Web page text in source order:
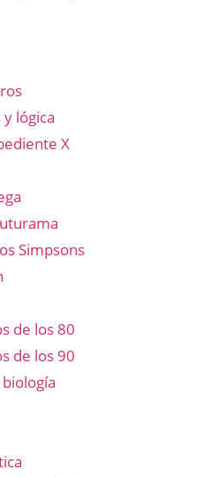
lógica
X
Simpsons
de los 80
de los 90